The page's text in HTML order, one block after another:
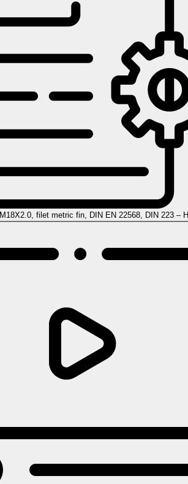
Descriere Filieră M18X2.0, filet metric fin, DIN EN 22568, DIN 223